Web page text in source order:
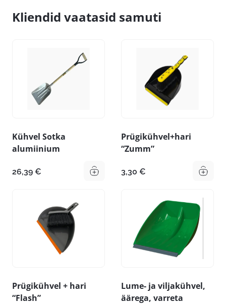
Kliendid vaatasid samuti
Kühvel Sotka
alumiinium
26,39 €
Prügikühvel+hari
“Zumm”
3,30 €
Prügikühvel + hari
“Flash”
Lume- ja viljakühvel,
äärega, varreta